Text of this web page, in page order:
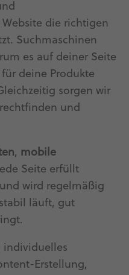
die richtigen
Suchmaschinen
es auf deiner Seite
deine Produkte
sorgen wir
und
, mobile
Seite erfüllt
wird regelmäßig
läuft, gut
individuelles
Erstellung,